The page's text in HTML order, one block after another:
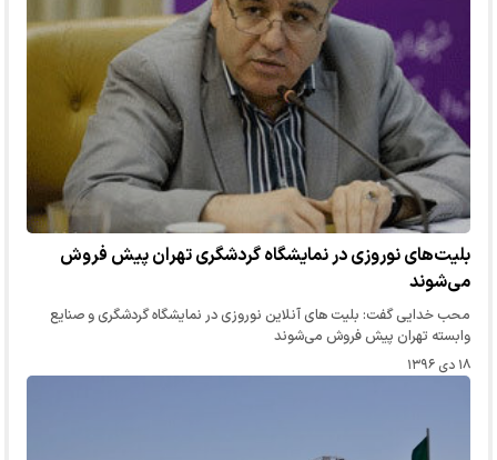
بلیت‌های نوروزی در نمایشگاه گردشگری تهران پیش فروش
می‌شوند
محب خدایی گفت: بلیت های آنلاین نوروزی در نمایشگاه گردشگری و صنایع
وابسته تهران پیش فروش می‌شوند
۱۸ دی ۱۳۹۶